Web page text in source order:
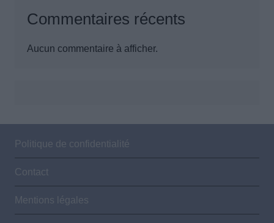
Commentaires récents
Aucun commentaire à afficher.
Politique de confidentialité
Contact
Mentions légales